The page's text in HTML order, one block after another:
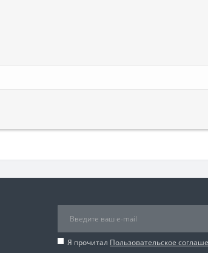
Я прочитал Пользовательское